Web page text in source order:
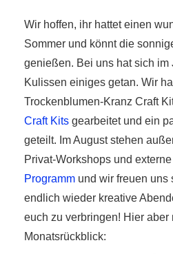
Wir hoffen, ihr hattet einen
Sommer und könnt die
genießen. Bei uns hat sich im
Kulissen einiges getan. Wir
Trockenblumen-Kranz Craft
Craft Kits gearbeitet und ein
geteilt. Im August stehen
Privat-Workshops und
Programm und wir freuen uns
endlich wieder kreative
euch zu verbringen! Hier aber
Monatsrückblick: